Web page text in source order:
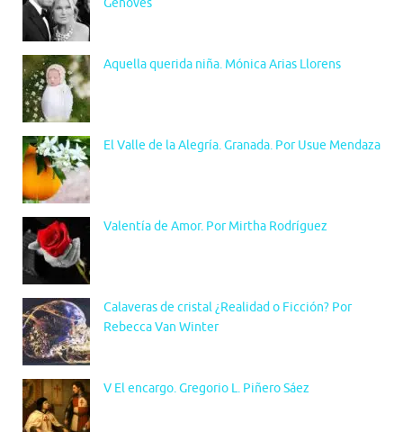
Aquella querida niña. Mónica Arias Llorens
El Valle de la Alegría. Granada. Por Usue Mendaza
Valentía de Amor. Por Mirtha Rodríguez
Calaveras de cristal ¿Realidad o Ficción? Por
Rebecca Van Winter
V El encargo. Gregorio L. Piñero Sáez